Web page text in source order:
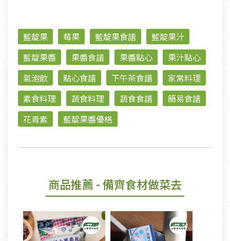
藍靛果 莓果 藍靛果食譜
藍靛果汁
藍靛果醬
果醬食譜 果醬點心
果汁點心
氣泡飲
點心食譜 下午茶食譜
家常料理
素食料理
蔬食料理 蔬食食譜
簡易食譜
花青素
藍靛果醬優格
商品推薦 - 備齊食材做菜去